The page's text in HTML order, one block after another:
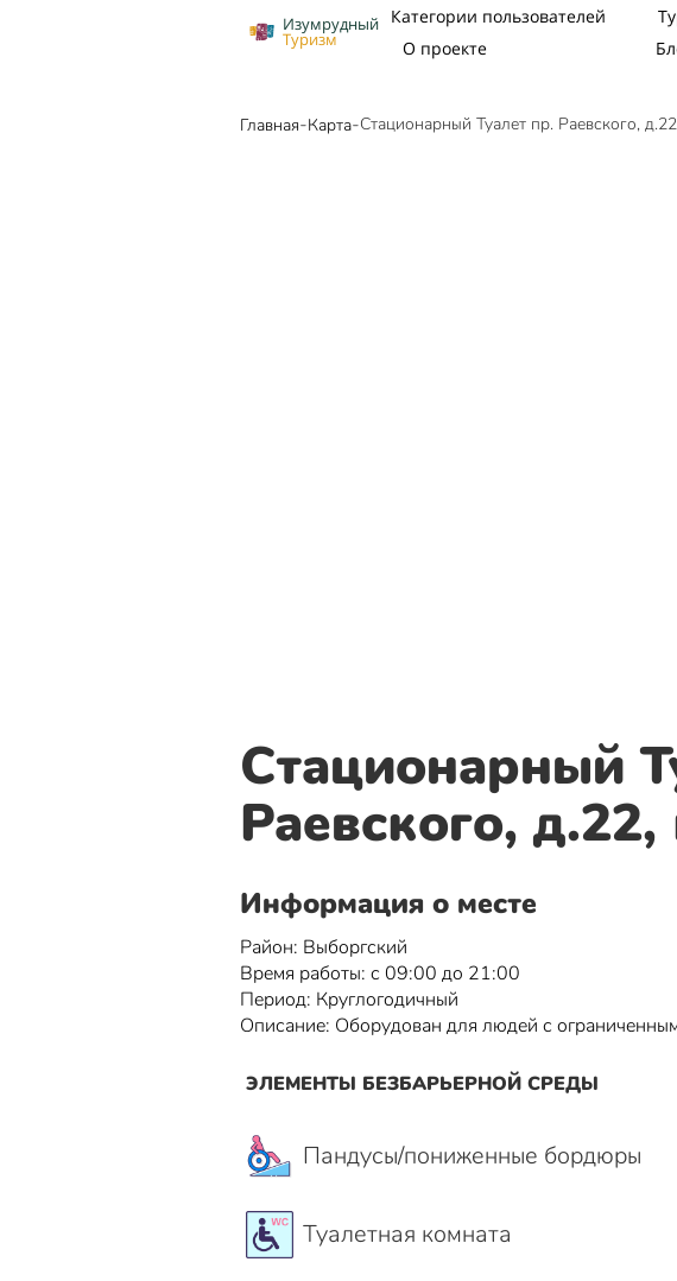
Изумрудный
Туризм
Категории пользователей
О проекте
Главная-Карта-Стационарный Туалет пр. Раевского,
Стационарный
Раевского,
Информация о месте
Район: Выборгский
Время работы: с 09:00 до 21:00
Период: Круглогодичный
Описание: Оборудован для людей с
ЭЛЕМЕНТЫ БЕЗБАРЬЕРНОЙ СРЕДЫ
Пандусы/пониженные бордюры
Туалетная комната